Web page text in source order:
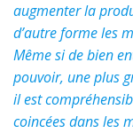
augmenter la
d’autre forme les
Même si de bien
pouvoir, une plus
il est
coincées dans les